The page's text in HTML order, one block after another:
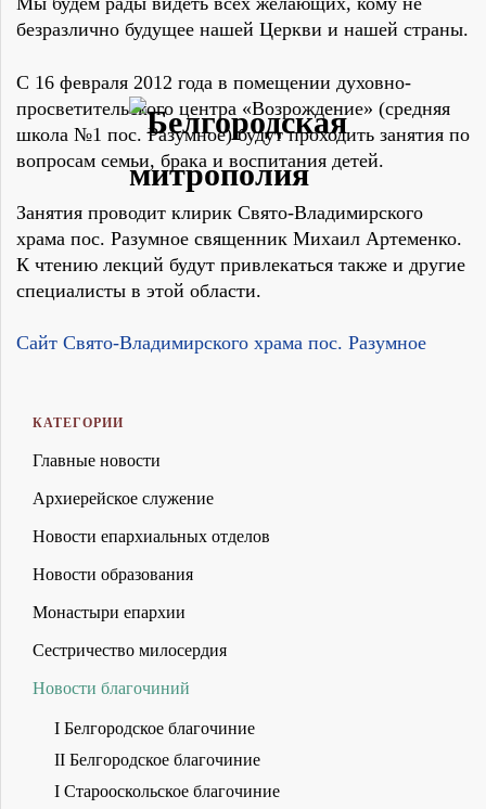
безразлично будущее нашей Церкви и нашей страны.
С 16 февраля 2012 года в помещении духовно-
просветительского центра «Возрождение» (средняя
школа №1 пос. Разумное) будут проходить занятия по
вопросам семьи, брака и воспитания детей.
Занятия проводит клирик Свято-Владимирского
храма пос. Разумное священник Михаил Артеменко.
К чтению лекций будут привлекаться также и другие
специалисты в этой области.
Сайт Свято-Владимирского храма пос. Разумное
КАТЕГОРИИ
Главные новости
Архиерейское служение
Новости епархиальных отделов
Новости образования
Монастыри епархии
Сестричество милосердия
Новости благочиний
I Белгородское благочиние
II Белгородское благочиние
I Старооскольское благочиние